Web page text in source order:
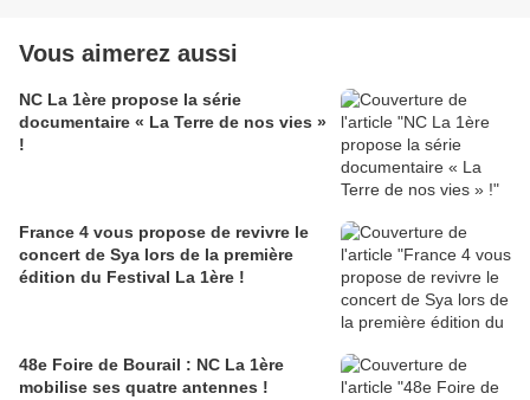
Vous aimerez aussi
NC La 1ère propose la série
documentaire « La Terre de nos vies »
!
France 4 vous propose de revivre le
concert de Sya lors de la première
édition du Festival La 1ère !
48e Foire de Bourail : NC La 1ère
mobilise ses quatre antennes !